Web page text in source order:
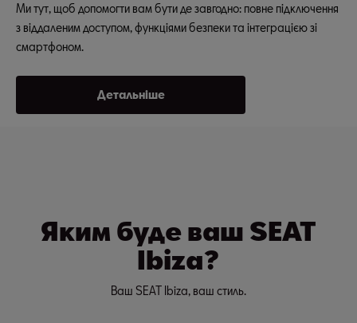
Ми тут, щоб допомогти вам бути де завгодно: повне підключення
з віддаленим доступом, функціями безпеки та інтеграцією зі
смартфоном.
Детальніше
Яким буде ваш SEAT
Ibiza?
Ваш SEAT Ibiza, ваш стиль.